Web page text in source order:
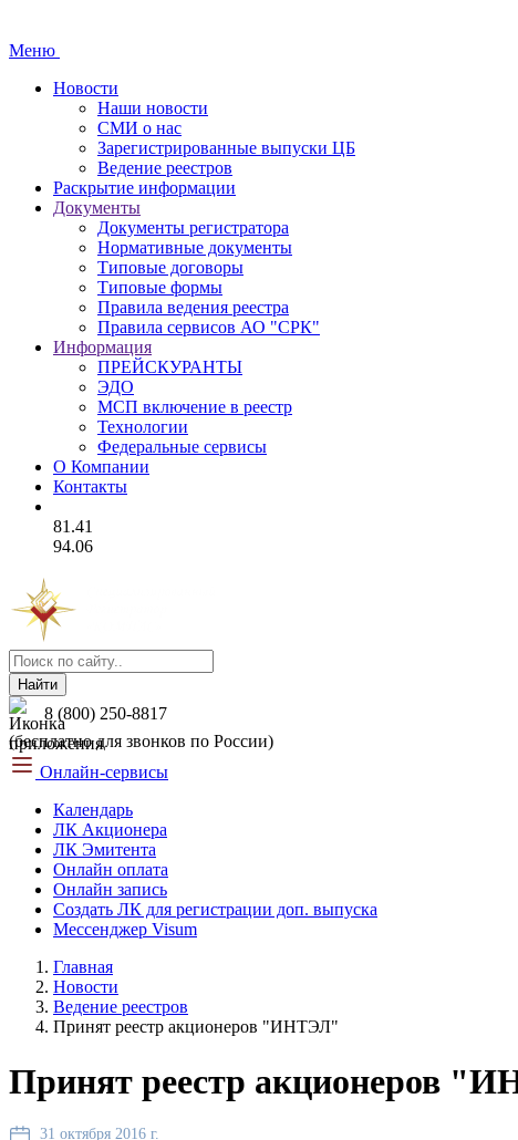
Меню
Новости
Наши новости
СМИ о нас
Зарегистрированные выпуски ЦБ
Ведение реестров
Раскрытие информации
Документы
Документы регистратора
Нормативные документы
Типовые договоры
Типовые формы
Правила ведения реестра
Правила сервисов АО "СРК"
Информация
ПРЕЙСКУРАНТЫ
ЭДО
МСП включение в реестр
Технологии
Федеральные сервисы
О Компании
Контакты
81.41
94.06
Найти
8 (800) 250-8817
(бесплатно для звонков по России)
Онлайн-сервисы
Календарь
ЛК Акционера
ЛК Эмитента
Онлайн оплата
Онлайн запись
Создать ЛК для регистрации доп. выпуска
Мессенджер Visum
Главная
Новости
Ведение реестров
Принят реестр акционеров "ИНТЭЛ"
Принят реестр акционеров
31 октября 2016 г.